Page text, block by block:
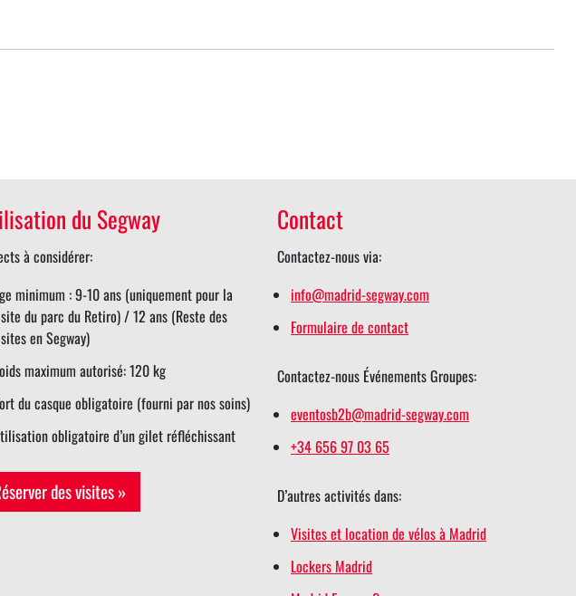
du Segway
à considérer:
minimum : 9-10 ans (uniquement pour la
du parc du Retiro) / 12 ans (Reste des
en Segway)
maximum autorisé: 120 kg
du casque obligatoire (fourni par nos soins)
obligatoire d’un gilet réfléchissant
des visites »
Contact
Contactez-nous via:
info@madrid-segway.com
Formulaire de contact
Contactez-nous Événements Groupes:
eventosb2b@madrid-segway.com
+34 656 97 03 65
D’autres activités dans:
Visites et location de vélos à Madrid
Lockers Madrid